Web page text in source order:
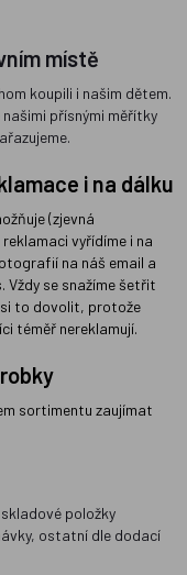
místě
koupili i našim dětem.
přísnými měřítky
i na dálku
(zjevná
vyřídíme i na
na náš email a
Vždy se snažíme šetřit
si to dovolit, protože
téměř nereklamují.
sortimentu zaujímat
položky
ostatní dle dodací